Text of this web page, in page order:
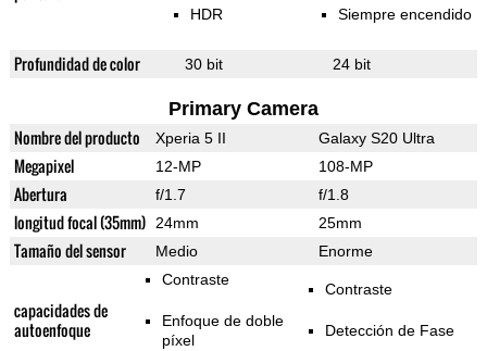
HDR Siempre encendido
Profundidad de color 30 bit 24 bit
Primary Camera
Nombre del producto Xperia 5 II Galaxy S20 Ultra
Megapixel 12-MP 108-MP
Abertura f/1.7 f/1.8
longitud focal (35mm) 24mm 25mm
Tamaño del sensor Medio Enorme
capacidades de
autoenfoque
Contraste
Enfoque de doble
píxel
Contraste
Detección de Fase